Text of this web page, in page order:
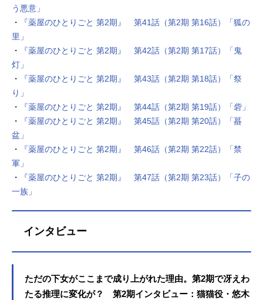
う悪意」
・
『薬屋のひとりごと 第2期』 第41話（第2期 第16話）「狐の
里」
・
『薬屋のひとりごと 第2期』 第42話（第2期 第17話）「鬼
灯」
・
『薬屋のひとりごと 第2期』 第43話（第2期 第18話）「祭
り」
・
『薬屋のひとりごと 第2期』 第44話（第2期 第19話）「砦」
・
『薬屋のひとりごと 第2期』 第45話（第2期 第20話）「蟇
盆」
・
『薬屋のひとりごと 第2期』 第46話（第2期 第22話）「禁
軍」
・
『薬屋のひとりごと 第2期』 第47話（第2期 第23話）「子の
一族」
インタビュー
ただの下女がここまで成り上がれた理由。第2期で冴えわ
たる推理に変化が？ 第2期インタビュー：猫猫役・悠木